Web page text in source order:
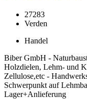
27283
Verden
Handel
Biber GmbH -
Holzdielen, Lehm- und
Zellulose,etc -
Schwerpunkt auf
Lager+Anlieferung